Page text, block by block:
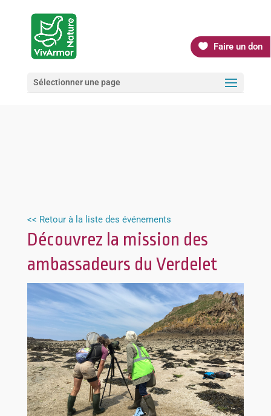
Faire un don
Sélectionner une page
<< Retour à la liste des événements
Découvrez la mission des
ambassadeurs du Verdelet